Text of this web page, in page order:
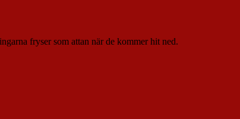
fryser som attan när de kommer hit ned.